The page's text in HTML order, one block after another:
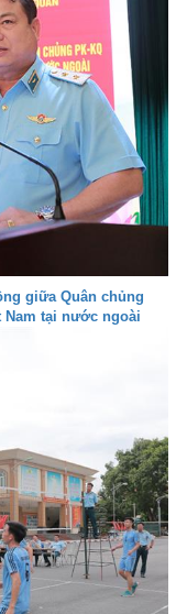
giữa Quân chủng
Nam tại nước ngoài